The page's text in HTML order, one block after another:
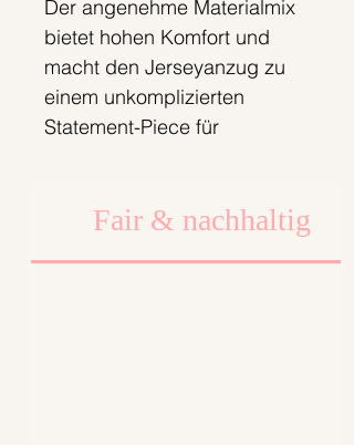
Der angenehme Materialmix
bietet hohen Komfort und
macht den Jerseyanzug zu
einem unkomplizierten
Statement-Piece für
nach deiner Bestellung bei
Fair & nachhaltig